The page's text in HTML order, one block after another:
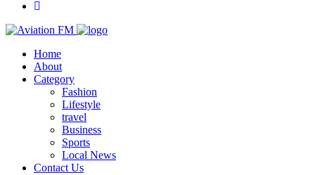
Home
About
Category
Fashion
Lifestyle
travel
Business
Sports
Local News
Contact Us